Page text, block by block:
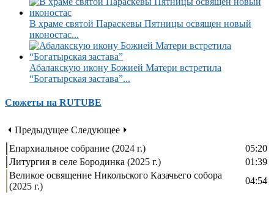
В храме святой Параскевы Пятницы освящен новый
иконостас...
Абалакскую икону Божией Матери встретила
“Богатырская застава”...
Сюжеты на RUTUBE
⏴ Предыдущее Следующее ⏵
Епархиальное собрание (2024 г.)
05:20
Литургия в селе Бородинка (2025 г.)
01:39
Великое освящение Никольского Казачьего собора
(2025 г.)
04:54